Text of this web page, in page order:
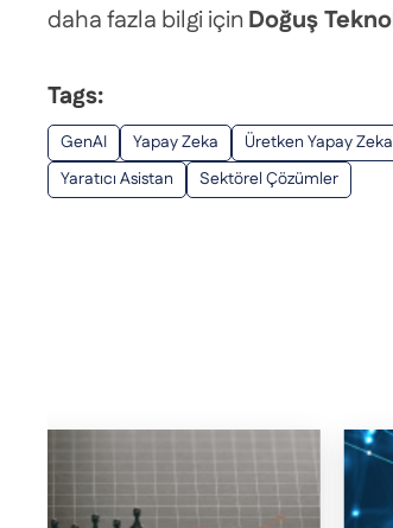
daha fazla bilgi için Doğuş
Tags:
GenAI Yapay Zeka Üretken Yapay Zeka
Yaratıcı Asistan
Sektörel Çözümler